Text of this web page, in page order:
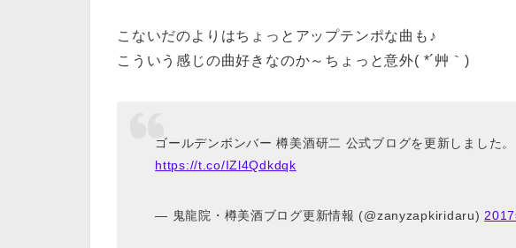
こないだのよりはちょっとアップテンポな曲も♪
こういう感じの曲好きなのか～ちょっと意外( *´艸｀)
ゴールデンボンバー 樽美酒研二 公式ブログを更新しました
https://t.co/IZl4Qdkdqk
— 鬼龍院・樽美酒ブログ更新情報 (@zanyzapkiridaru)